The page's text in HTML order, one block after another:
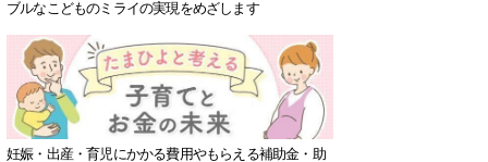
ブルなこどものミライの実現をめざします
妊娠・出産・育児にかかる費用やもらえる補助金・助